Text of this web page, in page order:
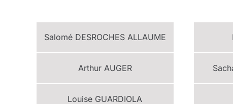
Salomé DESROCHES ALLAUME
Arthur AUGER
Louise GUARDIOLA